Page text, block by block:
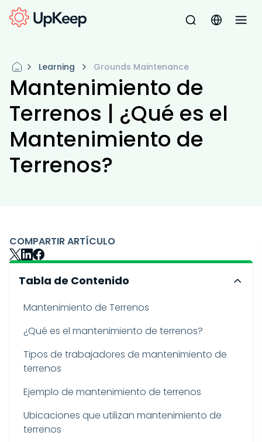
Learning Grounds Maintenance
Mantenimiento de
Terrenos | ¿Qué es el
Mantenimiento de
Terrenos?
COMPARTIR ARTÍCULO
Tabla de Contenido
Mantenimiento de Terrenos
¿Qué es el mantenimiento de terrenos?
Tipos de trabajadores de mantenimiento de
terrenos
Ejemplo de mantenimiento de terrenos
Ubicaciones que utilizan mantenimiento de
terrenos